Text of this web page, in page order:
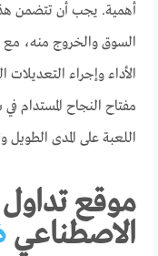
أهمية. يجب أن تتضمن
السوق والخروج منه، مع
الأداء وإجراء التعديلات
مفتاح النجاح
اللعبة على المدى الطويل
موقع تداول
الاصطناعي